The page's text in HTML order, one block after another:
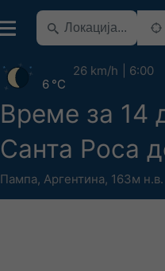
Време за 14
Санта Роса
Пампа, Аргентина, 163м н.в.
6 °C
26 km/h 6:00